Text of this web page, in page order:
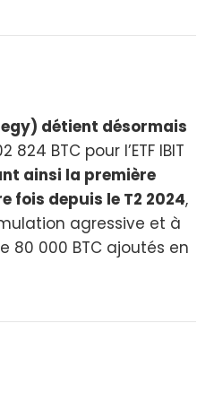
détient désormais
824 BTC pour l’ETF IBIT
ainsi la première
fois depuis le T2 2024,
agressive et à
80 000 BTC ajoutés en